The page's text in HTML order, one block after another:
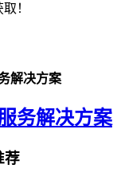
！
解决方案
务解决方案
荐